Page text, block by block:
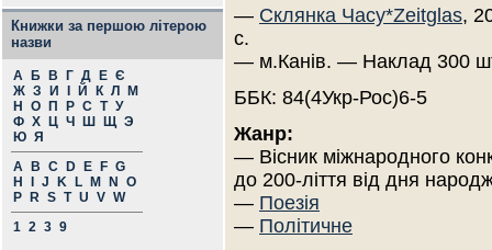
Книжки за першою літерою
назви
А Б В Г Д Е Є
Ж З И Й К Л
М
Н
О П Р С Т У
Ф Х Ц Ч Ш Щ Э
Ю Я
A
B C D E F G
H
J K L M N
O
P
R S T U V W
1 2 3 9
— Склянка Часу*Zeitglas,
с.
— м.Канів. — Наклад 300
ББК: 84(4Укр-Рос)6-5
Жанр:
— Вісник міжнародного
до 200-ліття від дня
— Поезія
— Політичне